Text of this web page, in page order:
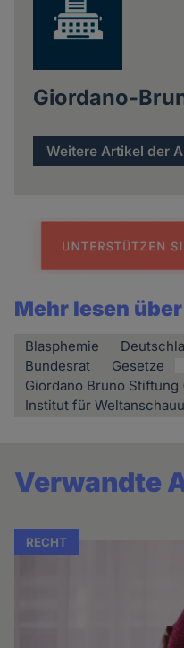
Giordano-
Weitere Artikel der
Mehr lesen
Blasphemie
Bundesrat
Gesetze
Giordano Bruno Stiftung
Institut für
Verwandte
RECHT